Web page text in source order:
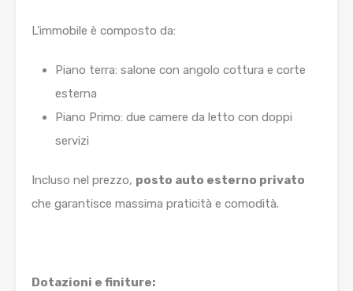
L’immobile è composto da:
Piano terra: salone con angolo cottura e corte
esterna
Piano Primo: due camere da letto con doppi
servizi
Incluso nel prezzo, posto auto esterno privato
che garantisce massima praticità e comodità.
Dotazioni e finiture: